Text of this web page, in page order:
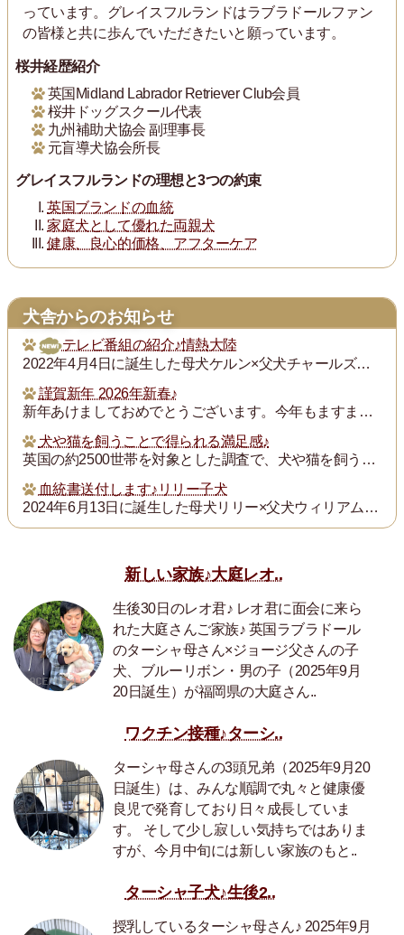
っています。グレイスフルランドはラブラドールファン
の皆様と共に歩んでいただきたいと願っています。
桜井経歴紹介
英国Midland Labrador Retriever Club会員
桜井ドッグスクール代表
九州補助犬協会 副理事長
元盲導犬協会所長
グレイスフルランドの理想と3つの約束
英国ブランドの血統
家庭犬として優れた両親犬
健康、良心的価格、アフターケア
犬舎からのお知らせ
テレビ番組の紹介♪情熱大陸
2022年4月4日に誕生した母犬ケルン×父犬チャールズの子犬チャンプ君の飼い主の次田さんが「情熱大陸」という番組で紹介されます。グレイスフルランドの子犬の飼い主...
謹賀新年 2026年新春♪
新年あけましておめでとうございます。今年もますます御健勝のこととお慶び申し上げます。また昨年は格別のご厚誼にあずかり、厚く御礼申し上げます。
犬や猫を飼うことで得られる満足感♪
英国の約2500世帯を対象とした調査で、犬や猫を飼うことで得られる満足度は、年収が7万ポンド（約1300万円）増えるのと同じとされたそうです。犬猫を飼っている人...
血統書送付します♪リリー子犬
2024年6月13日に誕生した母犬リリー×父犬ウィリアム子犬のの血統書を飼い主の皆様にお送りいたします。
新しい家族♪大庭レオ..
生後30日のレオ君♪ レオ君に面会に来ら
れた大庭さんご家族♪ 英国ラブラドール
のターシャ母さん×ジョージ父さんの子
犬、ブルーリボン・男の子（2025年9月
20日誕生）が福岡県の大庭さん..
ワクチン接種♪ターシ..
ターシャ母さんの3頭兄弟（2025年9月20
日誕生）は、みんな順調で丸々と健康優
良児で発育しており日々成長していま
す。 そして少し寂しい気持ちではありま
すが、今月中旬には新しい家族のもと..
ターシャ子犬♪生後2..
授乳しているターシャ母さん♪ 2025年9月